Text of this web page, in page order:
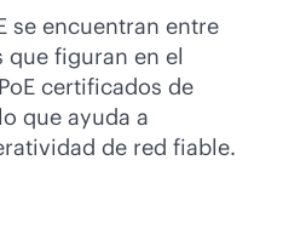
se encuentran entre
figuran en el
certificados de
que ayuda a
de red fiable.